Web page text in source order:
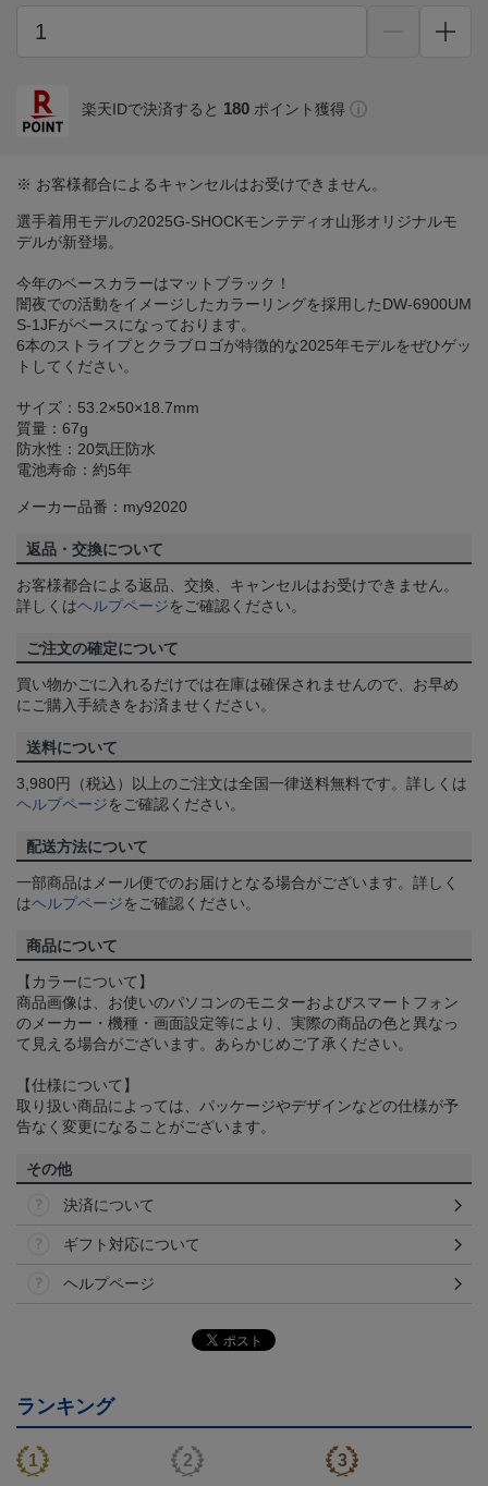
楽天IDで決済すると 180 ポイント獲得
※ お客様都合によるキャンセルはお受けできません。
選手着用モデルの2025G-SHOCKモンテディオ山形オリジナルモ
デルが新登場。
今年のベースカラーはマットブラック！
闇夜での活動をイメージしたカラーリングを採用したDW-6900UM
S-1JFがベースになっております。
6本のストライプとクラブロゴが特徴的な2025年モデルをぜひゲッ
トしてください。
サイズ：53.2×50×18.7mm
質量：67g
防水性：20気圧防水
電池寿命：約5年
メーカー品番：my92020
返品・交換について
お客様都合による返品、交換、キャンセルはお受けできません。
詳しくはヘルプページをご確認ください。
ご注文の確定について
買い物かごに入れるだけでは在庫は確保されませんので、お早め
にご購入手続きをお済ませください。
送料について
3,980円（税込）以上のご注文は全国一律送料無料です。詳しくは
ヘルプページをご確認ください。
配送方法について
一部商品はメール便でのお届けとなる場合がございます。詳しく
はヘルプページをご確認ください。
商品について
【カラーについて】
商品画像は、お使いのパソコンのモニターおよびスマートフォン
のメーカー・機種・画面設定等により、実際の商品の色と異なっ
て見える場合がございます。あらかじめご了承ください。
【仕様について】
取り扱い商品によっては、パッケージやデザインなどの仕様が予
告なく変更になることがございます。
その他
決済について
ギフト対応について
ヘルプページ
ランキング